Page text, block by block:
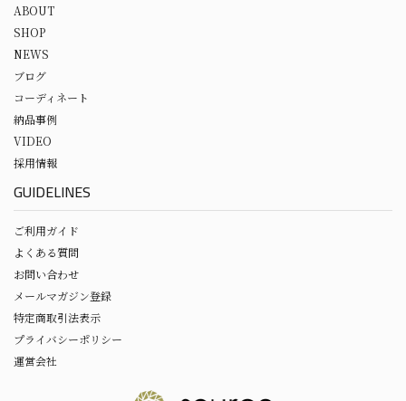
ABOUT
SHOP
NEWS
ブログ
コーディネート
納品事例
VIDEO
採用情報
GUIDELINES
ご利用ガイド
よくある質問
お問い合わせ
メールマガジン登録
特定商取引法表示
プライバシーポリシー
運営会社